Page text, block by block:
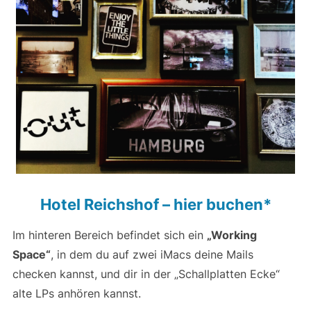
Hotel Reichshof – hier buchen*
Im hinteren Bereich befindet sich ein „Working
Space“, in dem du auf zwei iMacs deine Mails
checken kannst, und dir in der „Schallplatten Ecke“
alte LPs anhören kannst.